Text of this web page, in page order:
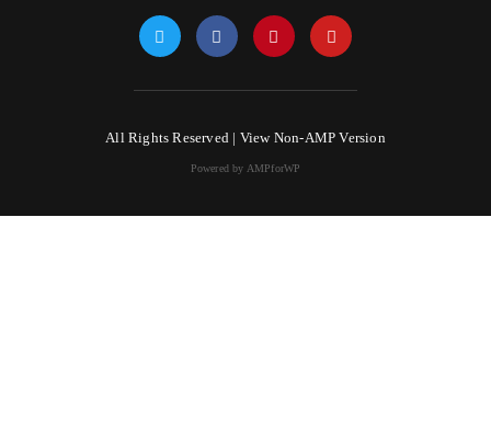
All Rights Reserved | View Non-AMP Version
Powered by AMPforWP